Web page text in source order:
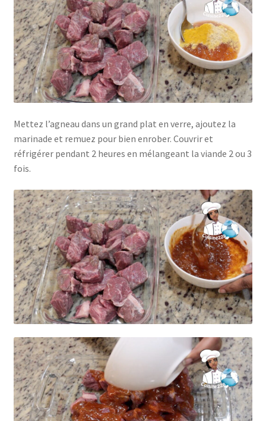
Mettez l’agneau dans un grand plat en verre, ajoutez la
marinade et remuez pour bien enrober. Couvrir et
réfrigérer pendant 2 heures en mélangeant la viande 2 ou 3
fois.